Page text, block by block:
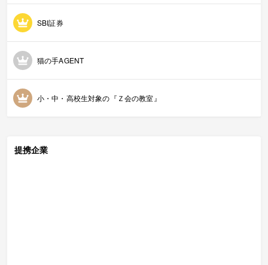
SBI証券
猫の手AGENT
小・中・高校生対象の『Ｚ会の教室』
提携企業